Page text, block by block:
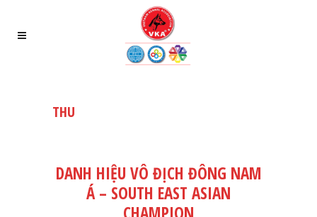
THU
DANH HIỆU VÔ ĐỊCH ĐÔNG NAM
Á – SOUTH EAST ASIAN